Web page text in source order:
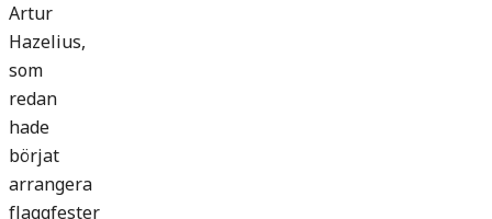
Artur
Hazelius,
som
redan
hade
börjat
arrangera